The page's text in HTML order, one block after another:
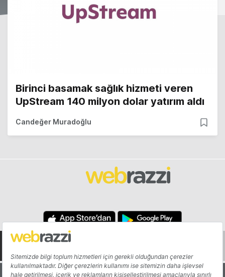
Birinci basamak sağlık hizmeti veren
UpStream 140 milyon dolar yatırım aldı
Candeğer Muradoğlu